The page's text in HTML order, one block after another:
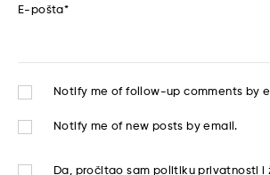
E-pošta*
Notify me of follow-up comments by
Notify me of new posts by email.
Da, pročitao sam politiku privatnosti
i